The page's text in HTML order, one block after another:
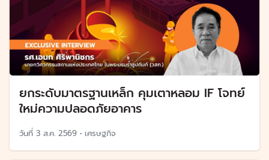
ยกระดับมาตรฐานเหล็ก คุมเตาหลอม IF โจทย์
ใหม่ความปลอดภัยอาคาร
วันที่ 3 ส.ค. 2569 • เศรษฐกิจ